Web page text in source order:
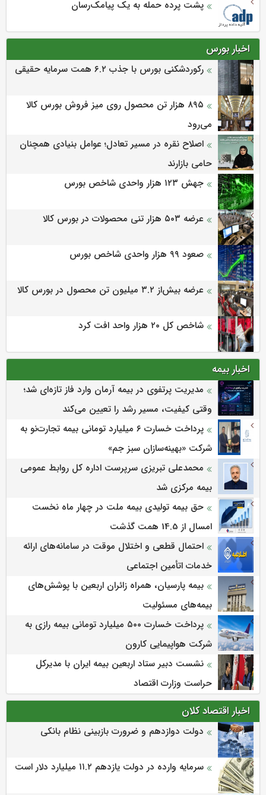
پشت پرده حمله به یک پیامک‌رسان
اخبار بورس
رکوردشکنی بورس با جذب ۶.۲ همت سرمایه حقیقی
۸۹۵ هزار تن محصول روی میز فروش بورس کالا
می‌‌رود
اصلاح نقره در مسیر تعادل؛ عوامل بنیادی همچنان
حامی بازارند
جهش ۱۲۳ هزار واحدی شاخص بورس
عرضه ۵۰۳ هزار تنی محصولات در بورس کالا
صعود ۹۹ هزار واحدی شاخص بورس
عرضه بیش‌از ۳.۲ میلیون تن محصول در بورس کالا
شاخص کل ۲۰ هزار واحد افت کرد
اخبار بیمه
مدیریت پرتفوی در بیمه آرمان وارد فاز تازه‌ای شد؛
وقتی کیفیت، مسیر رشد را تعیین می‌کند
پرداخت خسارت ۶ میلیارد تومانی بیمه تجارت‌نو به
شرکت «بهینه‌سازان سبز جم»
محمدعلی تبریزی سرپرست اداره كل روابط عمومی
بیمه مركزی شد
حق بیمه تولیدی بیمه ملت در چهار ماه نخست
امسال از 14.5 همت گذشت
احتمال قطعی و اختلال موقت در سامانه‌های ارائه
خدمات اتأمین اجتماعی
بیمه پارسیان، همراه زائران اربعین با پوشش‌های
بیمه‌های مسئولیت
پرداخت خسارت ۵۰۰ میلیارد تومانی بیمه رازی به
شرکت هواپیمایی کارون
نشست دبیر ستاد اربعین بیمه ایران با مدیرکل
حراست وزارت اقتصاد
اخبار اقتصاد کلان
دولت دوازدهم و ضرورت بازبینی نظام بانکی
سرمایه وارده در دولت یازدهم ۱۱.۲ میلیارد دلار است